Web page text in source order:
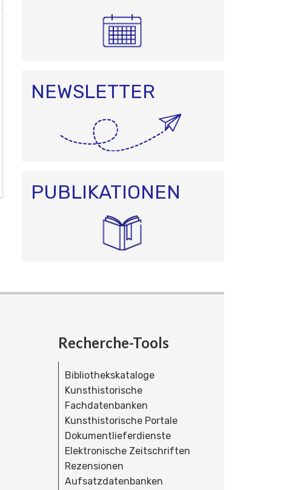
NEWSLETTER
PUBLIKATIONEN
Recherche-Tools
Bibliothekskataloge
Kunsthistorische
Fachdatenbanken
Kunsthistorische Portale
Dokumentlieferdienste
Elektronische Zeitschriften
Rezensionen
Aufsatzdatenbanken